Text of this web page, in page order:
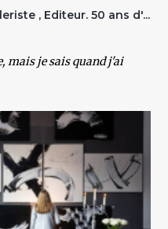
, Editeur. 50 ans d'...
mais je sais quand j'ai